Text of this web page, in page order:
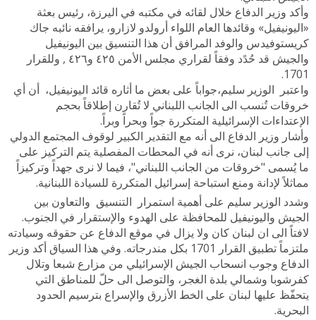
وأكد وزير الدفاع خلال لقائه في مكتبه في اليرزة، رئيس بعثة
«اليونيفيل» وقائدها العام اللواء أرولدو لازارو، يرافقه نائبه جاك
كريستوفيدس والوفد المرافق أن هذا التنسيق بين اليونيفيل
والجيش قد حُدًد وفقاً لقراري مجلس الأمن ٤٢٥ و٤٢٦ , وللقرار
1701.
واعتبر الوزير سليم،جواباً على بعض ما أثاره قائد اليونيفيل، أن أي
خروقات تُنسب الى الجانب اللبناني لا تُقارن إطلاقاً بحجم
الإعتداءات الإسرائيلية المتكررة جواً وبحراً وبراً.
وأشار وزير الدفاع الى أنه مع التقدير الكبير لوقوف المجتمع الدولي
إلى جانب لبنان، نرى أنه في المحطات المفصلية يتم التركيز على
ما يُسمى "خروقات من الجانب اللبناني"، فيما لا نرى جهداً وتركيزاً
مماثلاً لإدانة ومنع استباحة إسرائيل المتكررة للسيادة اللبنانية.
وشدد الوزير سليم على أهمية استمرار التنسيق والتعاون بين
الجيش واليونيفيل للمحافظة على الهدوء والإستقرار في الجنوب.
لافتاً الى ان لبنان كان ولا يزال في موقع الدفاع عن حقوقه وسيادته
ملتزماً تطبيق القرار 1701 بكل مندرجاته. وفي هذا السياق أكد وزير
الدفاع وجوب انسحاب الجيش الإسرائيلي من مزارع شبعا وتلال
كفرشوبا وشمالي بلدة الغجر، والتوصل الى حلّ للمناطق التي
يتحفّظ عليها لبنان على الخط الأزرق والإسراع بترسيم الحدود
البحرية.